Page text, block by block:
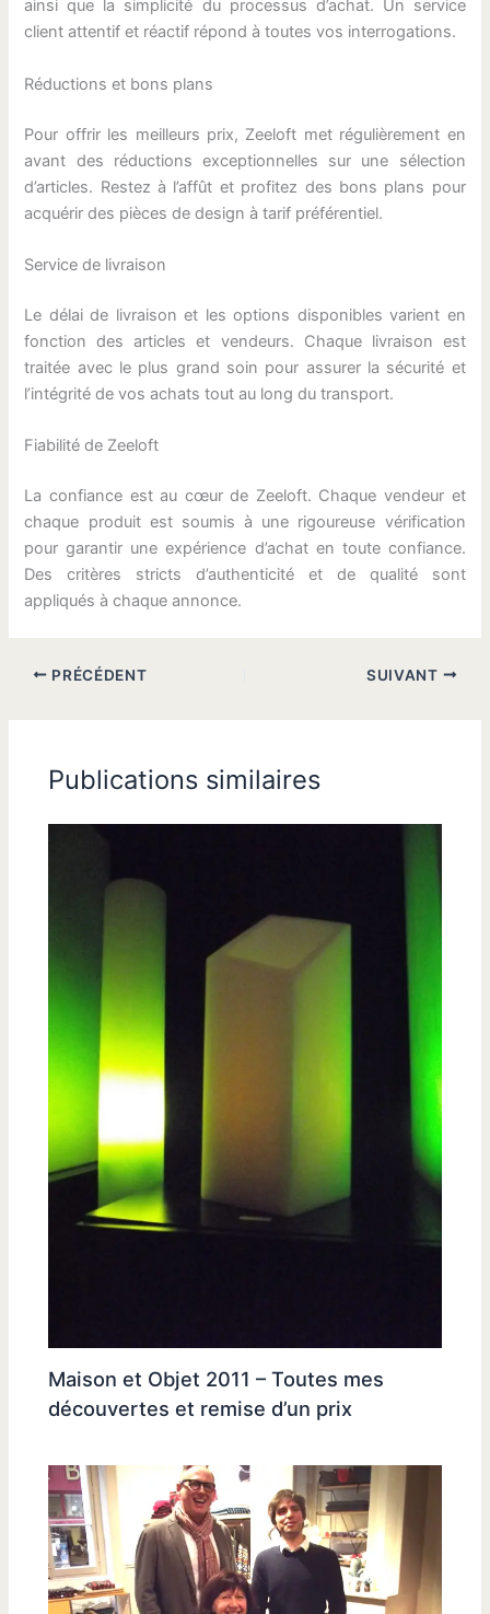
ainsi que la simplicité du processus d’achat. Un service
client attentif et réactif répond à toutes vos interrogations.
Réductions et bons plans
Pour offrir les meilleurs prix, Zeeloft met régulièrement en
avant des réductions exceptionnelles sur une sélection
d’articles. Restez à l’affût et profitez des bons plans pour
acquérir des pièces de design à tarif préférentiel.
Service de livraison
Le délai de livraison et les options disponibles varient en
fonction des articles et vendeurs. Chaque livraison est
traitée avec le plus grand soin pour assurer la sécurité et
l’intégrité de vos achats tout au long du transport.
Fiabilité de Zeeloft
La confiance est au cœur de Zeeloft. Chaque vendeur et
chaque produit est soumis à une rigoureuse vérification
pour garantir une expérience d’achat en toute confiance.
Des critères stricts d’authenticité et de qualité sont
appliqués à chaque annonce.
PRÉCÉDENT SUIVANT
Publications similaires
Maison et Objet 2011 – Toutes mes
découvertes et remise d’un prix